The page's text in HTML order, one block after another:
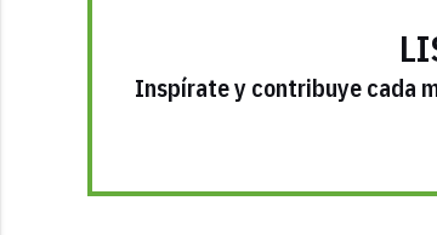
Inspírate y contribuye cada